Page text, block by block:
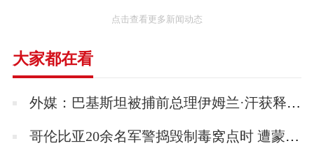
S.25 桑德兰
武器装备
雷两枚或50公斤鱼雷两枚。
点击查看更多新闻动态
大家都在看
外媒：巴基斯坦被捕前总理伊姆兰·汗获释 但仍需要在安全部队的保护下行动
哥伦比亚20余名军警捣毁制毒窝点时 遭蒙面人围堵绑架